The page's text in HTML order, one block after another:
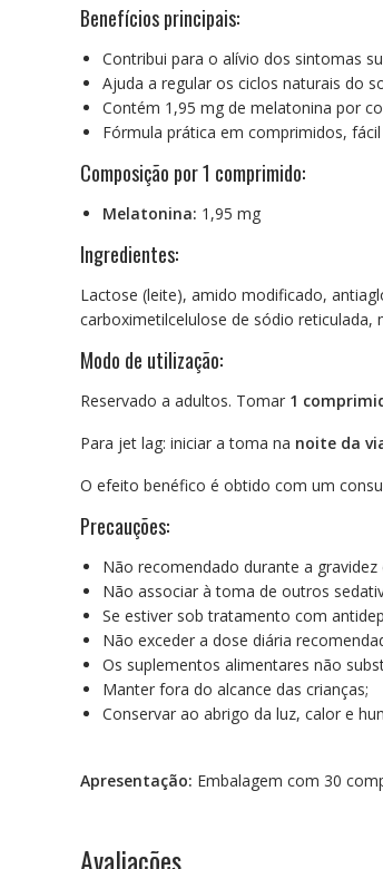
Benefícios principais:
Contribui para o alívio dos sintomas
Ajuda a regular os ciclos naturais do
Contém 1,95 mg de melatonina por
Fórmula prática em comprimidos,
Composição por 1 comprimido:
Melatonina: 1,95 mg
Ingredientes:
Lactose (leite), amido modificado,
carboximetilcelulose de sódio reticulada,
Modo de utilização:
Reservado a adultos. Tomar 1
Para jet lag: iniciar a toma na noite da
O efeito benéfico é obtido com um
Precauções:
Não recomendado durante a
Não associar à toma de outros
Se estiver sob tratamento com
Não exceder a dose diária
Os suplementos alimentares não
Manter fora do alcance das crianças;
Conservar ao abrigo da luz, calor e
Apresentação: Embalagem com 30
Avaliações